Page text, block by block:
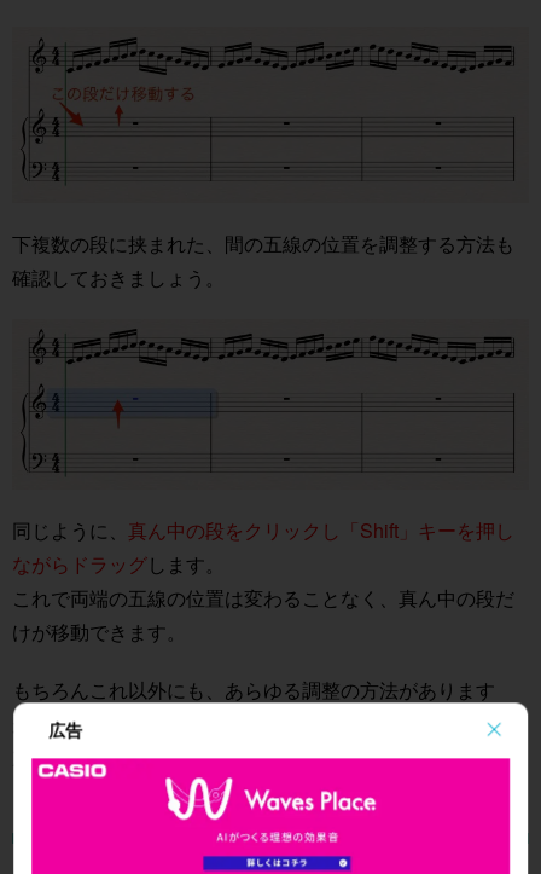
広告
下複数の段に挟まれた、間の五線の位置を調整する方法も
確認しておきましょう。
同じように、 真ん中の段をクリックし「Shift」キーを押し
ながらドラッグします。
これで両端の五線の位置は変わることなく、真ん中の段だ
けが移動できます。
もちろんこれ以外にも、あらゆる調整の方法があります
が、代表的な項目を取り上げました。
次回は作成した楽譜を印刷する方法を確認していきましょ